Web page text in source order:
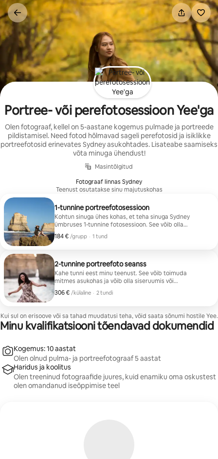
Liigu
sisu
juurde
Portree- või perefotosessioon Yee'ga
Olen fotograaf, kellel on 5-aastane kogemus pulmade ja portreede
pildistamisel. Need fotod hõlmavad sageli perefotosid ja isiklikke
portreefotosid erinevates Sydney asukohtades. Lisateabe saamiseks
võta minuga ühendust!
Masintõlgitud
Fotograaf linnas Sydney
Teenust osutatakse sinu majutuskohas
1-tunnine portreefotosessioon
Kohtun sinuga ühes kohas, et teha sinuga Sydney
ümbruses 1-tunnine fotosessioon. See võib olla
portreefoto sessioon üksikisikule või perele või see võib
toimuda mõnes kohas, näiteks Circular Quays. Soovi
sõpradele või perele Pühadefotosessioon sellises kohas
nagu ooperimaja
184 € /grupp
184 €/grupp
, · 1 tund
2-tunnine portreefoto seanss
Kahe tunni eest minu teenust. See võib toimuda
mitmes asukohas ja võib olla siseruumis või
välitingimustes. 2 tunni sisse arvestatakse ka sõiduaeg.
Kõik fotod tagastatakse redigeerimata kujul.
306 € /külaline
306 €/külaline
, · 2 tundi
Kui sul on erisoove või sa tahad muudatusi teha, võid saata sõnumi hostile Yee.
Minu kvalifikatsiooni tõendavad dokumendid
Kogemus: 10 aastat
Olen olnud pulma- ja portreefotograaf 5 aastat
Haridus ja koolitus
Olen treeninud fotograafide juures, kuid enamiku oma oskustest
olen omandanud iseõppimise teel